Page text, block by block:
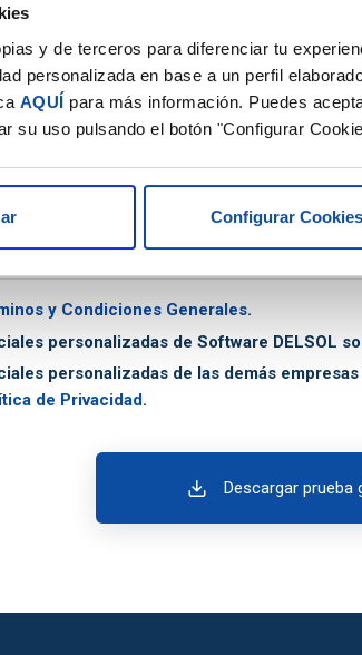
y de terceros para diferenciar tu
personalizada en base a un perfil
AQUÍ para más información. Puedes
su uso pulsando el botón "Configurar
Configurar Cookies
y Condiciones Generales.
personalizadas de Software DELSOL
personalizadas de las demás
de Privacidad.
Descargar prueba